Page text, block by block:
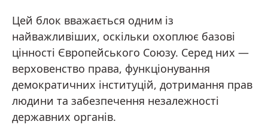
Цей блок вважається одним із
найважливіших, оскільки охоплює базові
цінності Європейського Союзу. Серед них —
верховенство права, функціонування
демократичних інституцій, дотримання прав
людини та забезпечення незалежності
державних органів.